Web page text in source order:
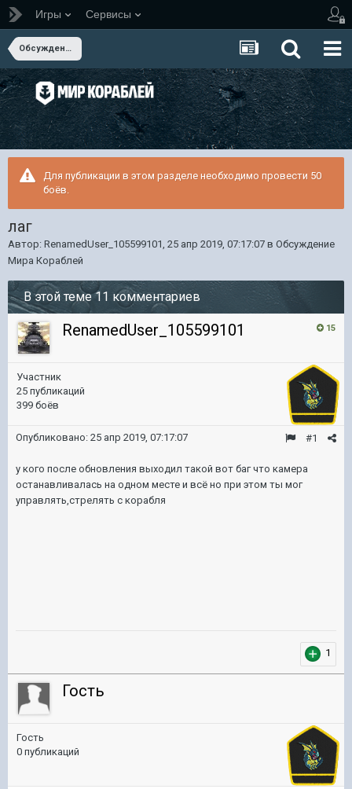
Игры Сервисы
Обсуждение Мира Кораблей
Для публикации в этом разделе необходимо провести 50
боёв.
лаг
Автор: RenamedUser_105599101, 25 апр 2019, 07:17:07 в Обсуждение
Мира Кораблей
В этой теме 11 комментариев
15
RenamedUser_105599101
Участник
25 публикаций
399 боёв
#1
Опубликовано: 25 апр 2019, 07:17:07
у кого после обновления выходил такой вот баг что камера
останавливалась на одном месте и всё но при этом ты мог
управлять,стрелять с корабля
1
Гость
Гость
0 публикаций